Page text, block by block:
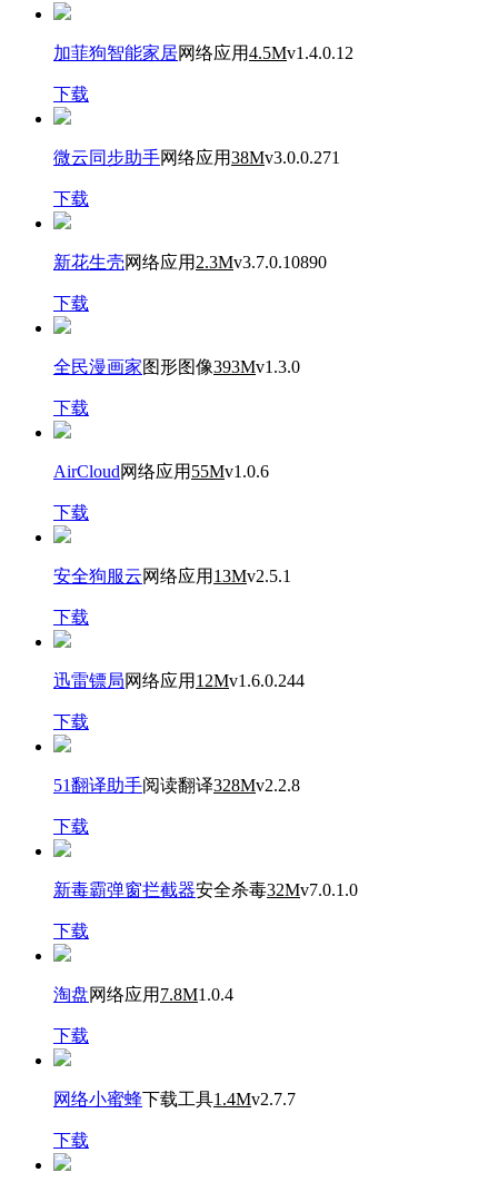
加菲狗智能家居网络应用4.5Mv1.4.0.12
下载
微云同步助手网络应用38Mv3.0.0.271
下载
新花生壳网络应用 2.3Mv3.7.0.10890
下载
全民漫画家图形图像393Mv1.3.0
下载
AirCloud网络应用 55Mv1.0.6
下载
安全狗服云网络应用 13Mv2.5.1
下载
迅雷镖局网络应用 12Mv1.6.0.244
下载
51翻译助手阅读翻译328Mv2.2.8
下载
新毒霸弹窗拦截器安全杀毒32Mv7.0.1.0
下载
淘盘网络应用 7.8M1.0.4
下载
网络小蜜蜂下载工具1.4Mv2.7.7
下载